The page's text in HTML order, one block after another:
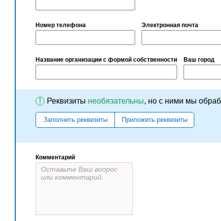
Номер телефона Электронная почта
Название организации с формой собственности Ваш город
! Реквизиты необязательны, но с ними мы
Заполнить реквизиты Приложить реквизиты
Комментарий